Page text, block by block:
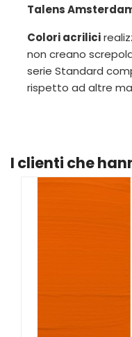
Talens
Colori acrilici
non creano
serie Standard
rispetto ad altre
I clienti che